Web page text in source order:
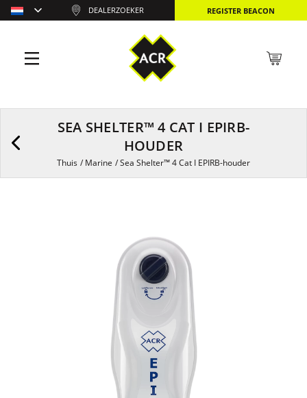
SEA SHELTER™ 4 CAT I EPIRB-
HOUDER
Thuis /Marine /Sea Shelter™ 4 Cat I EPIRB-houder
DEALERZOEKER REGISTER BEACON